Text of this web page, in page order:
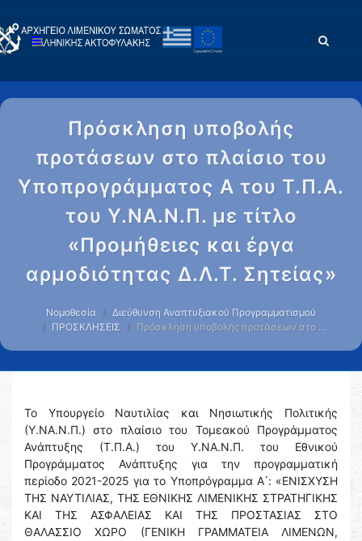
Πρόσκληση υποβολής
προτάσεων στο πλαίσιο του
Υποπρογράμματος Α του Τ.Π.Α.
του Υ.ΝΑ.Ν.Π. με τίτλο
«Προμήθειες και έργα
αρμοδιότητας Δ.Λ.Τ. Σητείας»
Νομοθεσία
Διεύθυνση Αναπτυξιακού Προγραμματισμού
ΠΡΟΣΚΛΗΣΕΙΣ
Πρόσκληση υποβολής προτάσεων στο …
Το Υπουργείο Ναυτιλίας και Νησιωτικής Πολιτικής
(Υ.ΝΑ.Ν.Π.) στο πλαίσιο του Τομεακού Προγράμματος
Ανάπτυξης (Τ.Π.Α.) του Υ.ΝΑ.Ν.Π. του Εθνικού
Προγράμματος Ανάπτυξης για την προγραμματική
περίοδο 2021-2025 για το Υποπρόγραμμα Α ́: «ΕΝΙΣΧΥΣΗ
ΤΗΣ ΝΑΥΤΙΛΙΑΣ, ΤΗΣ ΕΘΝΙΚΗΣ ΛΙΜΕΝΙΚΗΣ ΣΤΡΑΤΗΓΙΚΗΣ
ΚΑΙ ΤΗΣ ΑΣΦΑΛΕΙΑΣ ΚΑΙ ΤΗΣ ΠΡΟΣΤΑΣΙΑΣ ΣΤΟ
ΘΑΛΑΣΣΙΟ ΧΩΡΟ (ΓΕΝΙΚΗ ΓΡΑΜΜΑΤΕΙΑ ΛΙΜΕΝΩΝ,